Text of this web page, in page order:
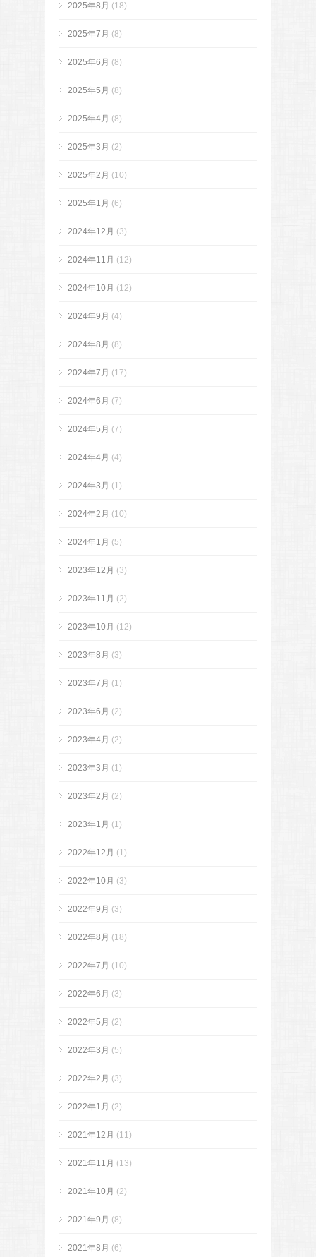
2025年8月 (18)
2025年7月 (8)
2025年6月 (8)
2025年5月 (8)
2025年4月 (8)
2025年3月 (2)
2025年2月 (10)
2025年1月 (6)
2024年12月 (3)
2024年11月 (12)
2024年10月 (12)
2024年9月 (4)
2024年8月 (8)
2024年7月 (17)
2024年6月 (7)
2024年5月 (7)
2024年4月 (4)
2024年3月 (1)
2024年2月 (10)
2024年1月 (5)
2023年12月 (3)
2023年11月 (2)
2023年10月 (12)
2023年8月 (3)
2023年7月 (1)
2023年6月 (2)
2023年4月 (2)
2023年3月 (1)
2023年2月 (2)
2023年1月 (1)
2022年12月 (1)
2022年10月 (3)
2022年9月 (3)
2022年8月 (18)
2022年7月 (10)
2022年6月 (3)
2022年5月 (2)
2022年3月 (5)
2022年2月 (3)
2022年1月 (2)
2021年12月 (11)
2021年11月 (13)
2021年10月 (2)
2021年9月 (8)
2021年8月 (6)